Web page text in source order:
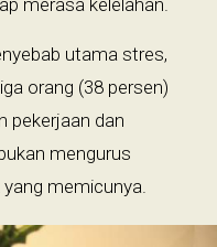
merasa kelelahan.
utama stres,
orang (38 persen)
pekerjaan dan
mengurus
memicunya.